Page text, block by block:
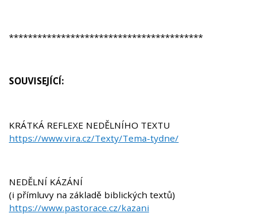
*****************************************
SOUVISEJÍCÍ:
KRÁTKÁ REFLEXE NEDĚLNÍHO TEXTU
https://www.vira.cz/Texty/Tema-tydne/
NEDĚLNÍ KÁZÁNÍ
(i přímluvy na základě biblických textů)
https://www.pastorace.cz/kazani